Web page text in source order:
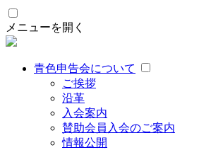
メニューを開く
青色申告会について
ご挨拶
沿革
入会案内
賛助会員入会のご案内
情報公開